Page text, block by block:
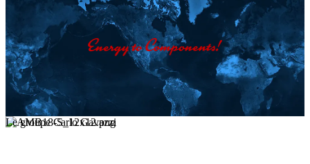
Le groupe Carlo Gavazzi